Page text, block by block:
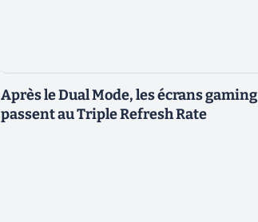
Après le Dual Mode, les écrans gaming
passent au Triple Refresh Rate